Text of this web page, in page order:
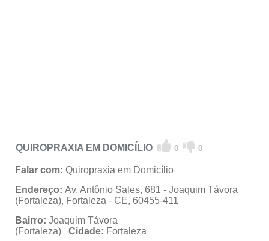
QUIROPRAXIA EM DOMICÍLIO 0 0
Falar com: Quiropraxia em Domicílio
Endereço: Av. Antônio Sales, 681 - Joaquim Távora
(Fortaleza), Fortaleza - CE, 60455-411
Bairro: Joaquim Távora
(Fortaleza) Cidade: Fortaleza